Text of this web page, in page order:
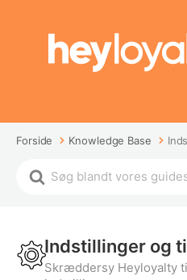
Forside Knowledge Base
Indstillinger og
Skræddersy Heyloyalty